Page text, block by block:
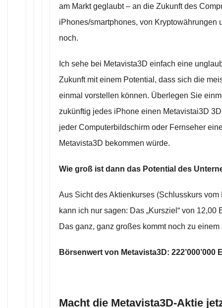
am Markt geglaubt – an die Zukunft des
iPhones/smartphones, von Kryptowährungen
noch.
Ich sehe bei Metavista3D einfach eine
Zukunft mit einem Potential, dass sich die
einmal vorstellen können. Überlegen Sie
zukünftig jedes iPhone einen Metavistai3D
jeder Computerbildschirm oder Fernseher
Metavista3D bekommen würde.
Wie groß ist dann das Potential des
Aus Sicht des Aktienkurses (Schlusskurs
kann ich nur sagen: Das „Kursziel“ von 12,00
Das ganz, ganz großes kommt noch zu
Börsenwert von Metavista3D: 222’000’000
Macht die Metavista3D-Aktie